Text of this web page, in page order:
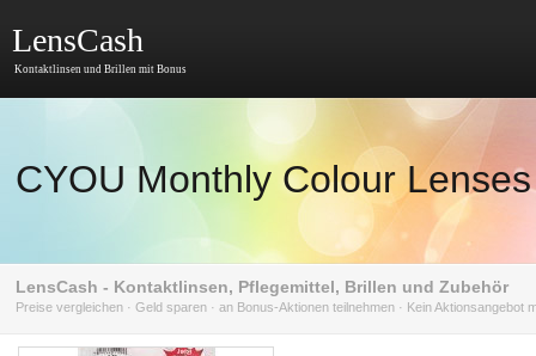
LensCash
Kontaktlinsen und Brillen mit Bonus
CYOU Monthly Colour
LensCash - Kontaktlinsen, Pflegemittel, Brillen und Zubehör
Preise vergleichen · Geld sparen · an Bonus-Aktionen teilnehmen · Kein Aktionsangebot